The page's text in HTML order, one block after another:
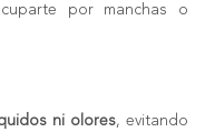
por manchas o
ni olores, evitando